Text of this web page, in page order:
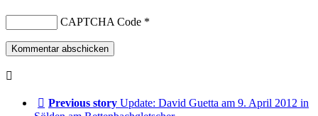
CAPTCHA Code *
Previous story Update: David Guetta am 9. April 2012 in